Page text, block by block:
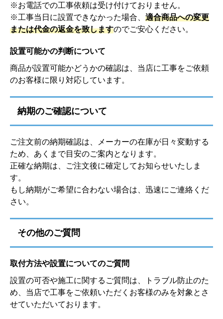
※お電話での工事依頼は受け付けておりません。
※工事当日に設置できなかった場合、 適合商品への変更
または代金の返金を致しますのでご安心ください。
設置可能かの判断について
商品が設置可能かどうかの確認は、当店に工事をご依頼
のお客様に限り対応しています。
納期のご確認について
ご注文前の納期確認は、メーカーの在庫が日々変動する
ため、あくまで目安のご案内となります。
正確な納期は、ご注文後に確定してお知らせいたしま
す。
もし納期がご希望に合わない場合は、迅速にご連絡くだ
さい。
その他のご質問
取付方法や設置についてのご質問
設置の可否や施工に関するご質問は、トラブル防止のた
め、当店で工事をご依頼いただくお客様のみを対象とさ
せていただいております。